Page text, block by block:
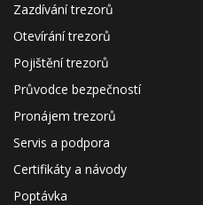
Zazdívání trezorů
Otevírání trezorů
Pojištění trezorů
Průvodce bezpečností
Pronájem trezorů
Servis a podpora
Certifikáty a návody
Poptávka